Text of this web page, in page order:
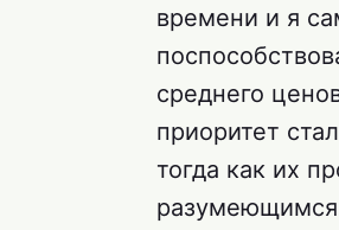
времени и я
среднего
приоритет
тогда как их